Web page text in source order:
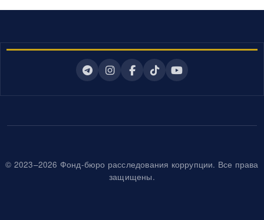
© 2023–2026 Фонд-бюро расследования коррупции. Все права
защищены.